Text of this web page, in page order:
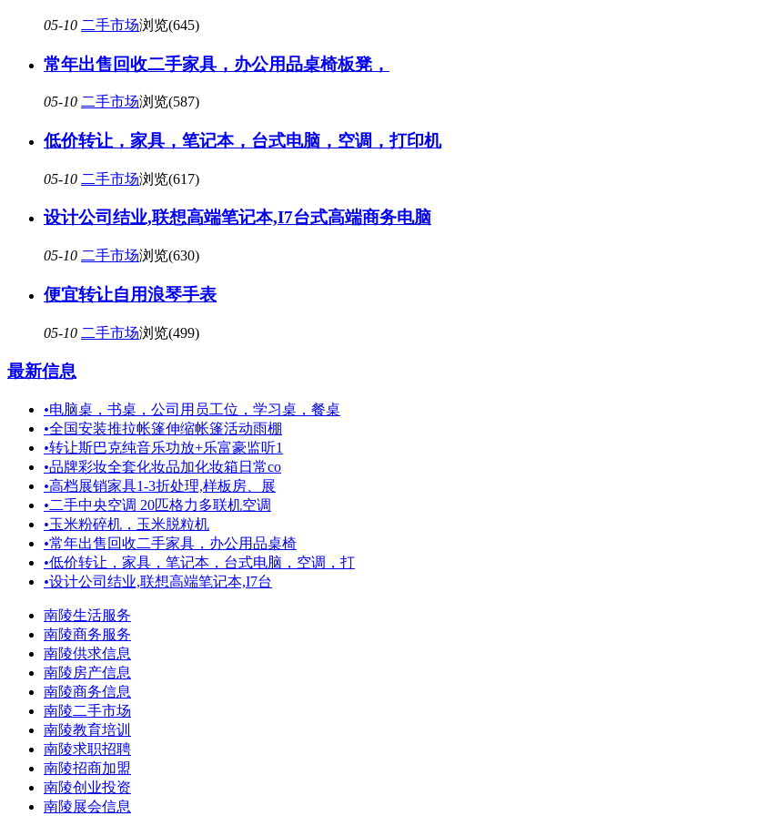
05-10 二手市场浏览(645)
常年出售回收二手家具，办公用品桌椅板凳，
05-10 二手市场浏览(587)
低价转让，家具，笔记本，台式电脑，空调，打印机
05-10 二手市场浏览(617)
设计公司结业,联想高端笔记本,I7台式高端商务电脑
05-10 二手市场浏览(630)
便宜转让自用浪琴手表
05-10 二手市场浏览(499)
最新信息
•电脑桌，书桌，公司用员工位，学习桌，餐桌
•全国安装推拉帐篷伸缩帐篷活动雨棚
•转让斯巴克纯音乐功放+乐富豪监听1
•品牌彩妆全套化妆品加化妆箱日常co
•高档展销家具1-3折处理,样板房、展
•二手中央空调 20匹格力多联机空调
•玉米粉碎机，玉米脱粒机
•常年出售回收二手家具，办公用品桌椅
•低价转让，家具，笔记本，台式电脑，空调，打
•设计公司结业,联想高端笔记本,I7台
南陵生活服务
南陵商务服务
南陵供求信息
南陵房产信息
南陵商务信息
南陵二手市场
南陵教育培训
南陵求职招聘
南陵招商加盟
南陵创业投资
南陵展会信息